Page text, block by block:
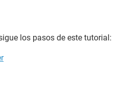
los pasos de este tutorial: